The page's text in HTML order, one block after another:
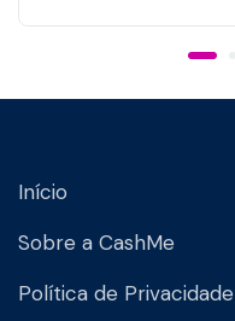
Início
Sobre a CashMe
Política de Privacidade